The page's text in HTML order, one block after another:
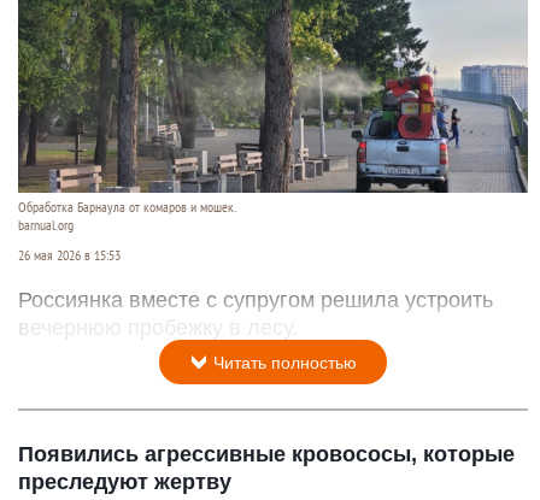
Обработка Барнаула от комаров и мошек.
barnual.org
26 мая 2026 в 15:53
Россиянка вместе с супругом решила устроить
вечернюю пробежку в лесу.
Читать полностью
Появились агрессивные кровососы, которые
преследуют жертву